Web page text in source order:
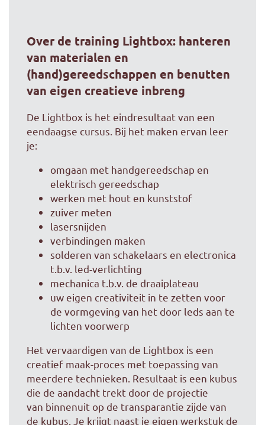
Over de training Lightbox: hanteren
van materialen en
(hand)gereedschappen en benutten
van eigen creatieve inbreng
De Lightbox is het eindresultaat van een
eendaagse cursus. Bij het maken ervan leer
je:
omgaan met handgereedschap en
elektrisch gereedschap
werken met hout en kunststof
zuiver meten
lasersnijden
verbindingen maken
solderen van schakelaars en electronica
t.b.v. led-verlichting
mechanica t.b.v. de draaiplateau
uw eigen creativiteit in te zetten voor
de vormgeving van het door leds aan te
lichten voorwerp
Het vervaardigen van de Lightbox is een
creatief maak-proces met toepassing van
meerdere technieken. Resultaat is een kubus
die de aandacht trekt door de projectie
van binnenuit op de transparantie zijde van
de kubus. Je krijgt naast je eigen werkstuk de